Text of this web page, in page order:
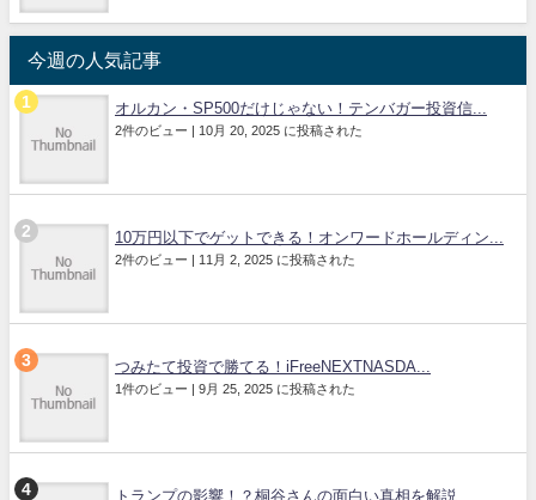
今週の人気記事
オルカン・SP500だけじゃない！テンバガー投資信...
2件のビュー | 10月 20, 2025 に投稿された
10万円以下でゲットできる！オンワードホールディン...
2件のビュー | 11月 2, 2025 に投稿された
つみたて投資で勝てる！iFreeNEXTNASDA...
1件のビュー | 9月 25, 2025 に投稿された
トランプの影響！？桐谷さんの面白い真相を解説